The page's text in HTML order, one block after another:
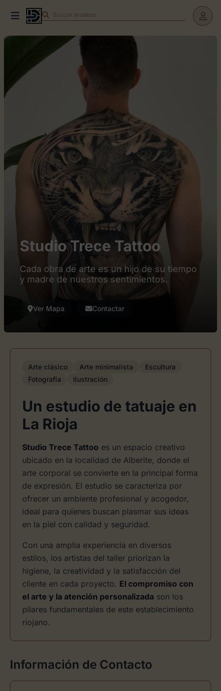
Buscar museos
Studio Trece Tattoo
Cada obra de arte es un hijo de su tiempo
y madre de nuestros sentimientos.
Ver Mapa Contactar
Arte clásico Arte minimalista
Escultura
Fotografía
Ilustración
Un estudio de tatuaje en
La Rioja
Studio Trece Tattoo es un espacio creativo
ubicado en la localidad de Alberite, donde el
arte corporal se convierte en la principal forma
de expresión. El estudio se caracteriza por
ofrecer un ambiente profesional y acogedor,
ideal para quienes buscan plasmar sus ideas
en la piel con calidad y seguridad.
Con una amplia experiencia en diversos
estilos, los artistas del taller priorizan la
higiene, la creatividad y la satisfacción del
cliente en cada proyecto. El compromiso con
el arte y la atención personalizada son los
pilares fundamentales de este establecimiento
riojano.
Información de Contacto